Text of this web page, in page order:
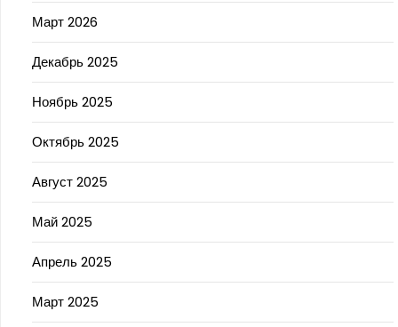
Март 2026
Декабрь 2025
Ноябрь 2025
Октябрь 2025
Август 2025
Май 2025
Апрель 2025
Март 2025